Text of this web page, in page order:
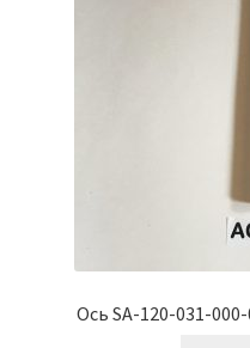
Ось SA-120-031-000-